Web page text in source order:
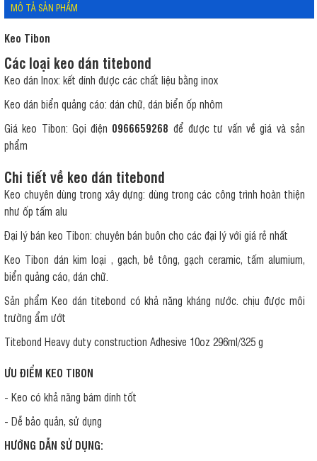
MÔ TẢ SẢN PHẨM
Keo Tibon
Các loại keo dán titebond
Keo dán Inox: kết dính được các chất liệu bằng inox
Keo dán biển quảng cáo: dán chữ, dán biển ốp nhôm
Giá keo Tibon: Gọi điện 0966659268 để được tư vấn về giá và sản
phẩm
Chi tiết về keo dán titebond
Keo chuyên dùng trong xây dựng: dùng trong các công trình hoàn thiện
như ốp tấm alu
Đại lý bán keo Tibon: chuyên bán buôn cho các đại lý với giá rẻ nhất
Keo Tibon dán kim loại , gạch, bê tông, gạch ceramic, tấm alumium,
biển quảng cáo, dán chữ.
Sản phẩm Keo dán titebond có khả năng kháng nước. chịu được môi
trường ẩm ướt
Titebond Heavy duty construction Adhesive 10oz 296ml/325 g
ƯU ĐIỂM KEO TIBON
- Keo có khả năng bám dính tốt
- Dễ bảo quản, sử dụng
HƯỚNG DẪN SỬ DỤNG: